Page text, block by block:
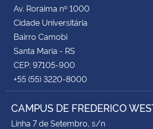
Av. Roraima nº 1000
Cidade Universitária
Bairro Camobi
Santa Maria - RS
CEP: 97105-900
+55 (55) 3220-8000
CAMPUS DE FREDERICO
Linha 7 de Setembro, s/n